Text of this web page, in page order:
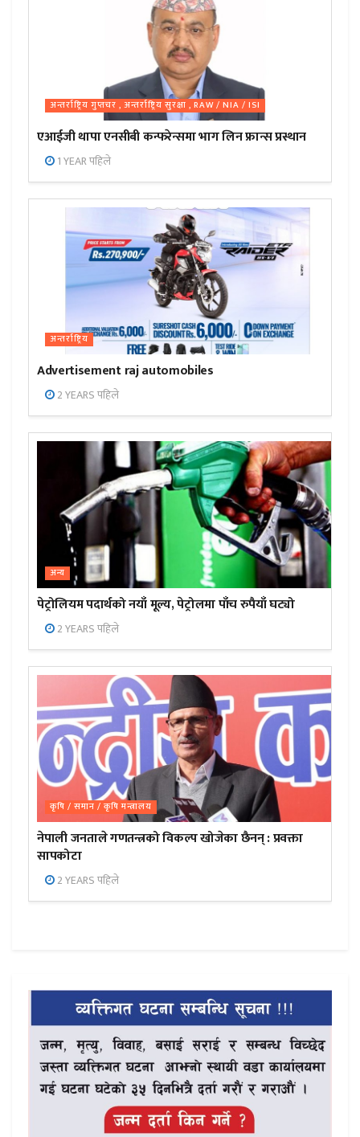
अन्तर्राष्ट्रिय गुप्तचर , अन्तर्राष्ट्रिय सुरक्षा , RAW / NIA / ISI
एआईजी थापा एनसीबी कन्फरेन्समा भाग लिन फ्रान्स प्रस्थान
1 YEAR पहिले
अन्तर्राष्ट्रिय
Advertisement raj automobiles
2 YEARS पहिले
अन्य
पेट्रोलियम पदार्थको नयाँ मूल्य, पेट्रोलमा पाँच रुपैयाँ घट्यो
2 YEARS पहिले
कृषि / समान / कृषि मन्त्रालय
नेपाली जनताले गणतन्त्रको विकल्प खोजेका छैनन् : प्रवक्ता
सापकोटा
2 YEARS पहिले